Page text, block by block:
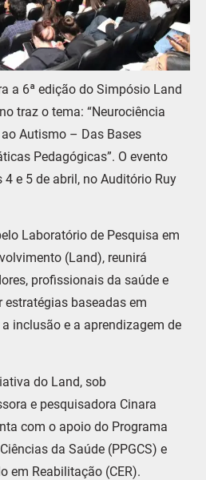
a 6ª edição do Simpósio Land
traz o tema: “Neurociência
Autismo – Das Bases
Pedagógicas”. O evento
e 5 de abril, no Auditório Ruy
Laboratório de Pesquisa em
(Land), reunirá
profissionais da saúde e
baseadas em
inclusão e a aprendizagem de
do Land, sob
e pesquisadora Cinara
com o apoio do Programa
da Saúde (PPGCS) e
em Reabilitação (CER).